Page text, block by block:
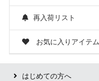
再入荷リスト
お気に入りアイテム
はじめての方へ